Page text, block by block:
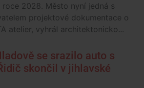
2028. Město nyní jedná s
projektové dokumentace o
atelier, vyhrál architektonicko...
se srazilo auto s
skončil v jihlavské